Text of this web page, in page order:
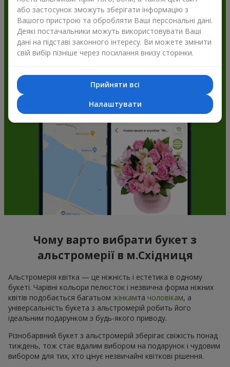
Flowers.ua і отримуйте бонуси
Чому варто вибрати букет з
альстромерії в м.Східниця
Альстромерія квітка — це ніжність і естетика в одному
букеті. Чарівні кольори пелюсток і незвична форма ніжних
квітів подобається багатьом жінкамта чоловікам, а
універсальність букета з альстромерій робить його
ідеальним подарунком з будь-якого приводу.
Різнобарвний букет з альстромерій зберігає свіжість понад
тиждень, тож стає вдалим вибором на подарунок і чудовим
вибором для тих, хто цінує незвичайні квіткові рішення.
або застосунок зможуть зберігати інформацію з
Вашого пристрою та обробляти Ваші персональні дані.
Деякі постачальники можуть використовувати Ваші
дані на підставі законного інтересу. Ви можете змінити
свій вибір пізніше через посилання внизу сторінки.
Прийняти всі
Налаштувати